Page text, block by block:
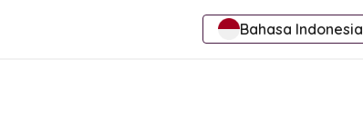
Bahasa Indonesia